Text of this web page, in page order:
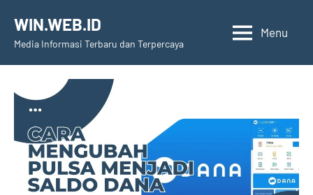
content
WIN.WEB.ID
Media Informasi Terbaru dan Terpercaya
Menu